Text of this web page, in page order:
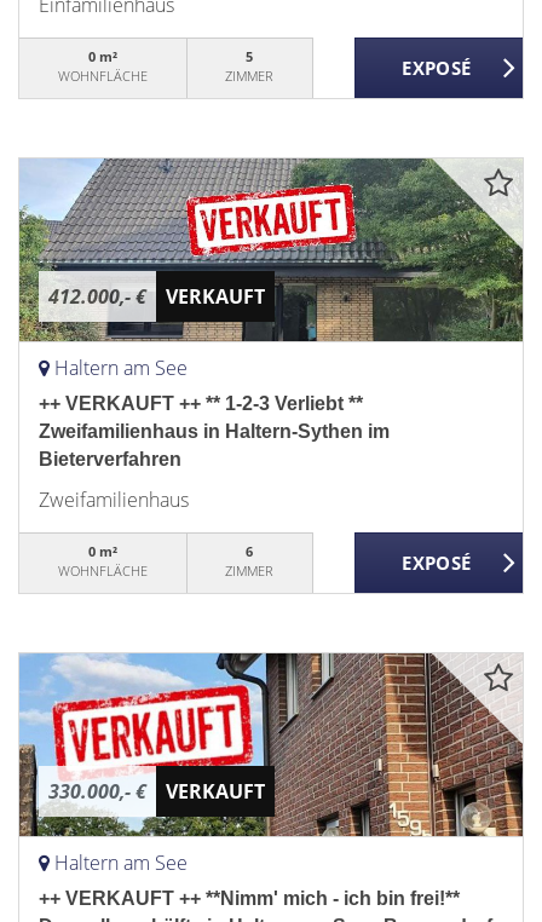
0 m²
WOHNFLÄCHE
5
ZIMMER
412.000,- € VERKAUFT
Haltern am See
++ VERKAUFT ++ ** 1-2-3 Verliebt **
Zweifamilienhaus in Haltern-Sythen im
Bieterverfahren
Zweifamilienhaus
0 m²
WOHNFLÄCHE
6
ZIMMER
330.000,- € VERKAUFT
Haltern am See
++ VERKAUFT ++ **Nimm' mich - ich bin frei!**